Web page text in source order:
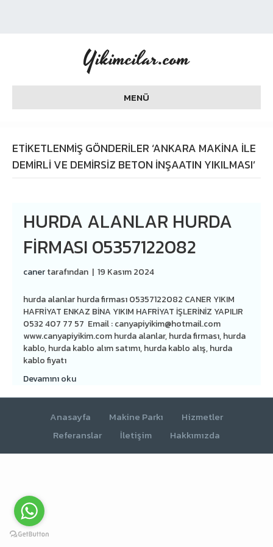
Yikimcilar.com
MENÜ
ETIKETLENMIŞ GÖNDERILER ‘ANKARA MAKINA ILE
DEMIRLI VE DEMIRSIZ BETON INŞAATIN YIKILMASI’
HURDA ALANLAR HURDA
FIRMASI 05357122082
canertarafından | 19 Kasım 2024
hurda alanlar hurda firması 05357122082 CANER YIKIM
HAFRİYAT ENKAZ BİNA YIKIM HAFRİYAT İŞLERİNİZ YAPILIR
0532 407 77 57 Email :canyapiyikim@hotmail.com
www.canyapiyikim.com hurda alanlar, hurda firması, hurda
kablo, hurda kablo alım satımı, hurda kablo alış, hurda
kablo fiyatı
Devamını oku
Anasayfa Makine Parkı
Hizmetler
Referanslar
İletişim Hakkımızda